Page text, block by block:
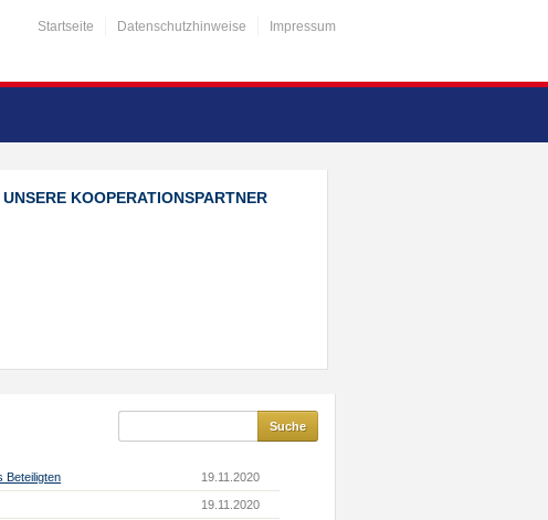
Startseite Datenschutzhinweise Impressum
UNSERE KOOPERATIONSPARTNER
Beteiligten 19.11.2020
19.11.2020